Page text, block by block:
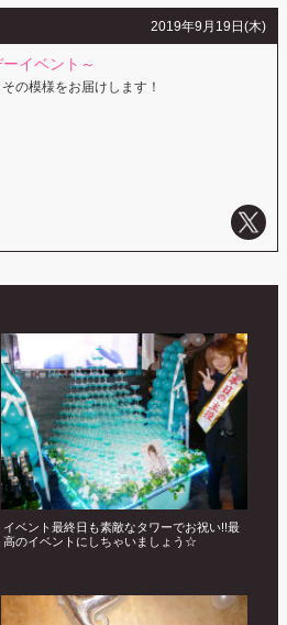
2019年9月19日(木)
イベント～
の模様をお届けします！
イベント最終日も素敵なタワーでお祝い!!最
高のイベントにしちゃいましょう☆